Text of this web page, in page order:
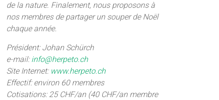
de la nature. Finalement, nous proposons à
nos membres de partager un souper de Noël
chaque année.
Président: Johan Schürch
e-mail: info@herpeto.ch
Site Internet: www.herpeto.ch
Effectif: environ 60 membres
Cotisations: 25 CHF/an (40 CHF/an membre